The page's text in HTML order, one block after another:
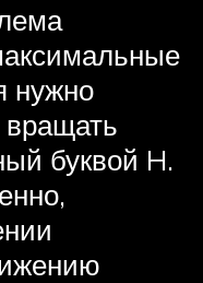
нужно
вращать
буквой H.